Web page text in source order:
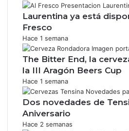
Laurentina ya está
Fresco
Hace 1 semana
The Bitter End, la
la III Aragón Beers Cup
Hace 1 semana
Dos novedades de
Aniversario
Hace 2 semanas